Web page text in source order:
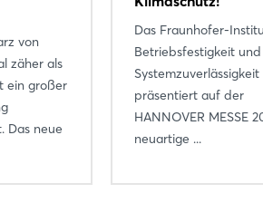
von
zäher als
ein großer
Das neue
Das Fraunhofer-
Betriebsfestigkeit und
Systemzuverlässigkeit
präsentiert auf der
HANNOVER MESSE
neuartige ...